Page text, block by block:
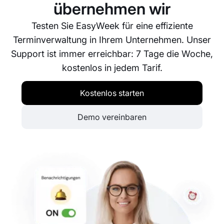
übernehmen wir
Testen Sie EasyWeek für eine effiziente
Terminverwaltung in Ihrem Unternehmen. Unser
Support ist immer erreichbar: 7 Tage die Woche,
kostenlos in jedem Tarif.
Kostenlos starten
Demo vereinbaren